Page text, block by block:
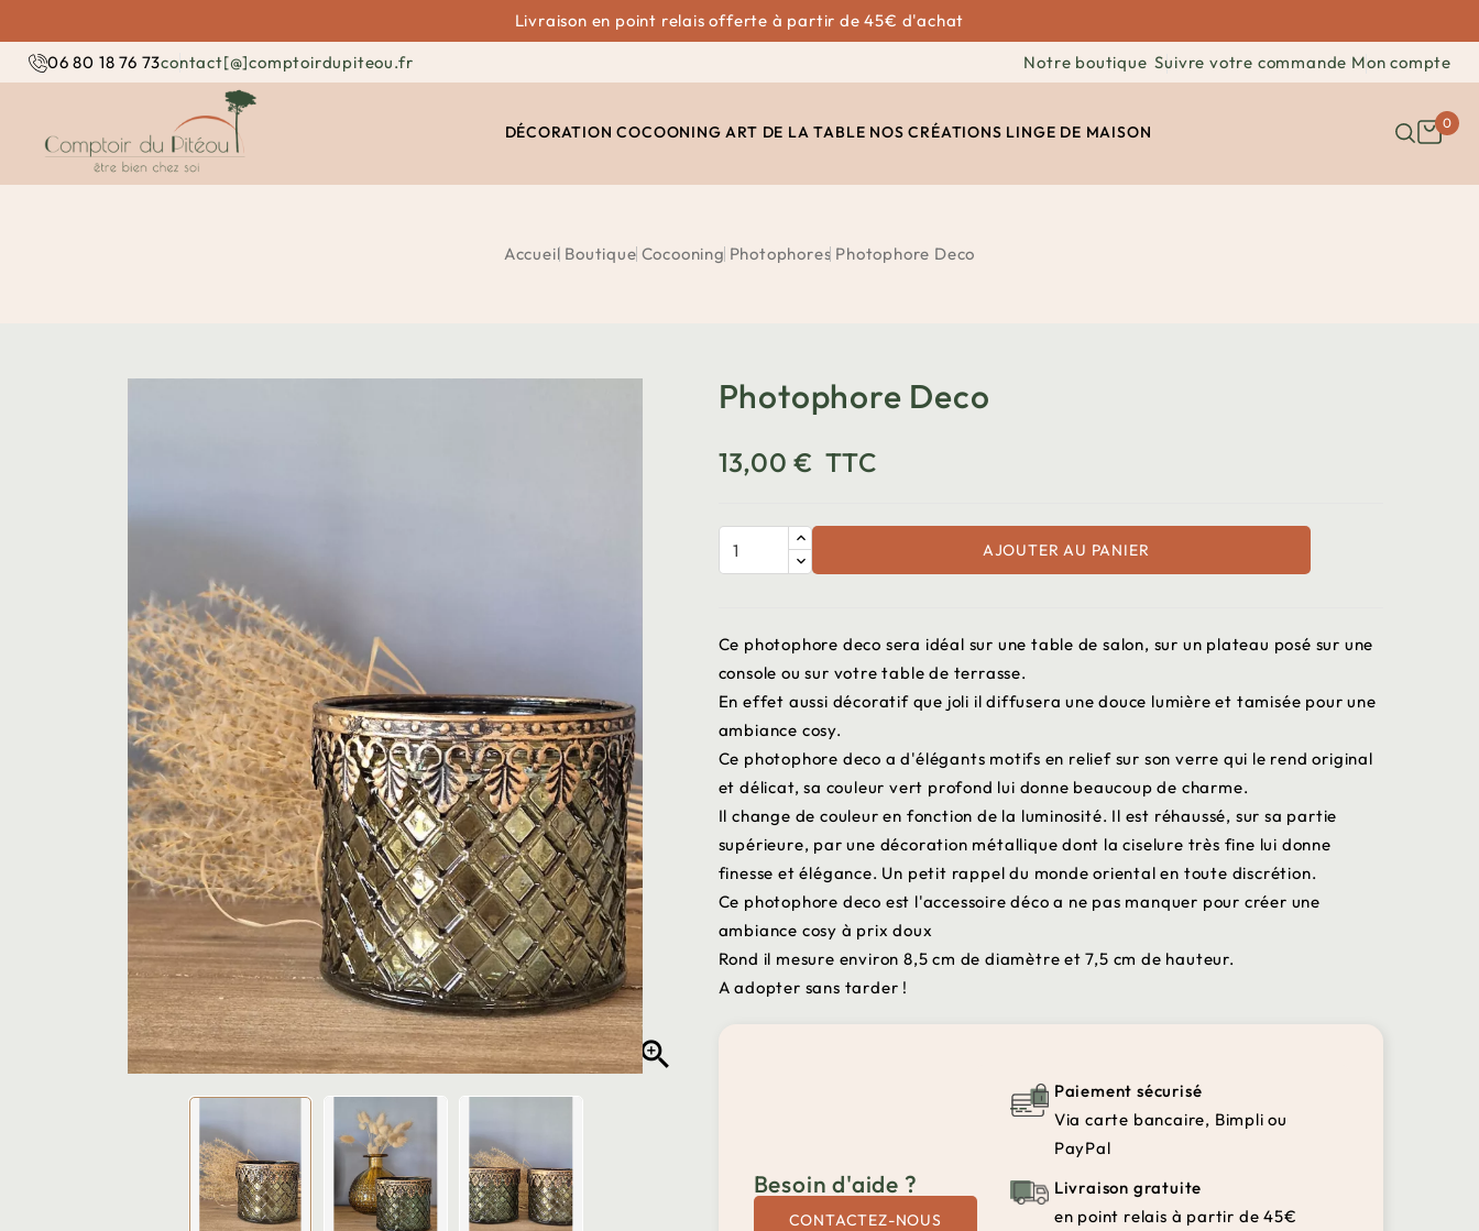
Livraison en point relais offerte à partir de 45€ d'achat
06 80 18 76 73contact[@]comptoirdupiteou.fr Notre boutique Suivre votre commande Mon compte
DÉCORATION COCOONING ART DE LA TABLE NOS CRÉATIONS LINGE DE MAISON 0
Accueil Boutique Cocooning Photophores Photophore Deco

Photophore Deco
13,00 € TTC
AJOUTER AU PANIER
Ce photophore deco sera idéal sur une table de salon, sur un plateau posé sur une
console ou sur votre table de terrasse.
En effet aussi décoratif que joli il diffusera une douce lumière et tamisée pour une
ambiance cosy.
Ce photophore deco a d'élégants motifs en relief sur son verre qui le rend original
et délicat, sa couleur vert profond lui donne beaucoup de charme.
Il change de couleur en fonction de la luminosité. Il est réhaussé, sur sa partie
supérieure, par une décoration métallique dont la ciselure très fine lui donne
finesse et élégance. Un petit rappel du monde oriental en toute discrétion.
Ce photophore deco est l'accessoire déco a ne pas manquer pour créer une
ambiance cosy à prix doux
Rond il mesure environ 8,5 cm de diamètre et 7,5 cm de hauteur.
A adopter sans tarder !
Besoin d'aide ?
CONTACTEZ-NOUS
Paiement sécurisé
Via carte bancaire, Bimpli ou
PayPal
Livraison gratuite
en point relais à partir de 45€